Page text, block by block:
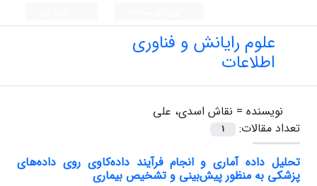
علوم رایانش و فناوری
اطلاعات
نویسنده = نقاش اسدی، علی
تعداد مقالات:
1
تحلیل داده آماری و انجام فرآیند داده‌کاوی روی داده‌های
پزشکی به منظور پیش‌بینی و تشخیص بیماری